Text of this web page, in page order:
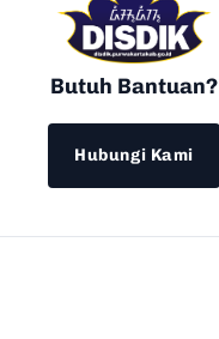
Butuh Bantuan?
Hubungi Kami